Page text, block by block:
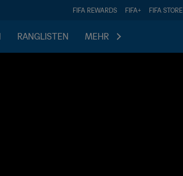
FIFA REWARDS FIFA+ FIFA STORE
RANGLISTEN MEHR